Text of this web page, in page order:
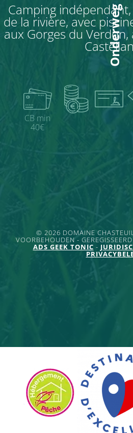
Camping
de la rivière, avec
aux Gorges du
CB min
40€
Onderweg
© 2026 DOMAINE
VOORBEHOUDEN -
ADS GEEK TONIC -